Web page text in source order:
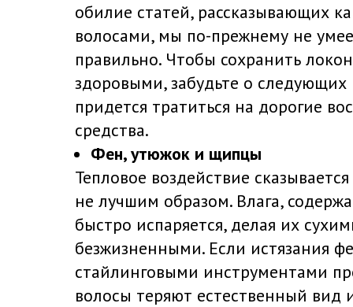
обилие статей, рассказывающих
волосами, мы по-прежнему не
правильно. Чтобы сохранить
здоровыми, забудьте о
придется тратиться на дорогие
средства.
Фен, утюжок и щипцы
Тепловое воздействие
не лучшим образом. Влага,
быстро испаряется, делая их
безжизненными. Если истязания
стайлинговыми инструментами
волосы теряют естественный вид